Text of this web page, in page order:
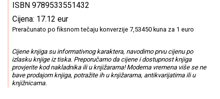
ISBN 9789533551432
Cijena: 17.12 eur
Preračunato po fiksnom tečaju konverzije 7,53450 kuna za 1 euro
Cijene knjiga su informativnog karaktera, navodimo prvu cijenu po
izlasku knjige iz tiska. Preporučamo da cijene i dostupnost knjiga
provjerite kod nakladnika ili u knjižarama! Moderna vremena više se ne
bave prodajom knjiga, potražite ih u knjižarama, antikvarijatima ili u
knjižnicama.